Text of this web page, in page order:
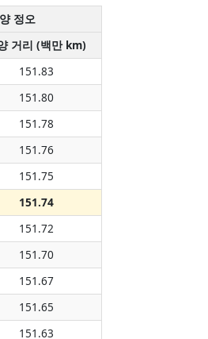
정오
거리 (백만 km)
151.83
151.80
151.78
151.76
151.75
151.74
151.72
151.70
151.67
151.65
151.63